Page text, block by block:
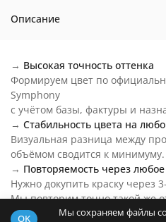
Описание
→ Высокая точность оттенка
Формируем цвет по
Symphony
с учётом базы, фактуры и
→ Стабильность цвета на
Визуальная разница между
объёмом сводится к минимуму.
→ Повторяемость через
Нужно докупить краску через
Мы повторим точно такой же
цвета.
OK
Мы сохраняем файлы